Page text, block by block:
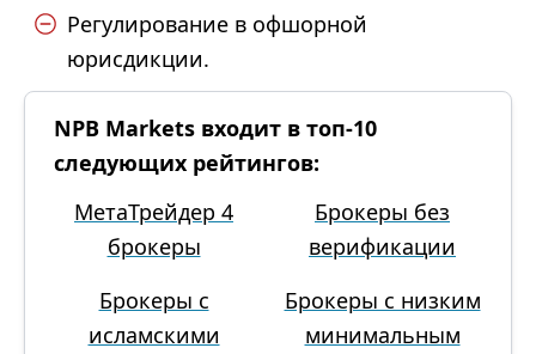
Регулирование в офшорной
юрисдикции.
NPB Markets входит в топ-10
следующих рейтингов:
МетаТрейдер 4
брокеры
Брокеры без
верификации
Брокеры с
исламскими
Брокеры с низким
минимальным